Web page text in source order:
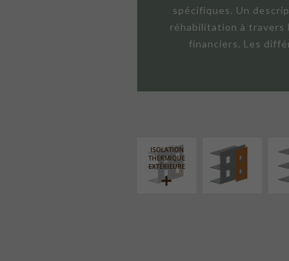
spécifiques. Un
réhabilitation à travers
financiers. Les
ISOLATION
THERMIQUE
EXTÉRIEURE